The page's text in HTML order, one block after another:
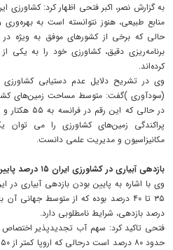
به گزارش نصر، اکبر فتحی اظهار کرد: کشاورزی
منابع طبیعی، هنوز نتوانسته است به
حالی که برخی از کشورهای موفق به ویژه در
برنامه‌ریزی دقیق، کشاورزی خود را به یکی
کرده‌اند.
وی در تشریح دلایل عدم دستیابی
(سودآوری )گفت: متوسط مساحت زمین‌های
پراکندگی زمین‌های کشاورزی را می توان
مکانیزاسیون و مدیریت علمی دانست.
بازدهی آبیاری در کشاورزی ایران ۱۵ درصد پایین تر از متوسط جهانی
وی با اشاره به پایین بودن بازدهی آبیاری در
درصد بازدهی، شرایط نامطلوبی دارد.
فتحی تاکید کرد: سهم آب تجدیدپذیر اختصاص‌